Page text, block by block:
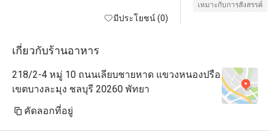
มีประโยชน์ (0)
เหมาะกับการสังสรรค์
เกี่ยวกับร้านอาหาร
218/2-4 หมู่ 10 ถนนเลียบชายหาด แขวงหนองปรือ
เขตบางละมุง ชลบุรี 20260 พัทยา
คัดลอกที่อยู่